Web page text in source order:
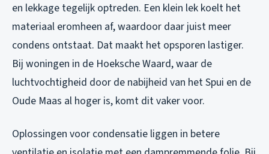
en lekkage tegelijk optreden. Een klein lek koelt het
materiaal eromheen af, waardoor daar juist meer
condens ontstaat. Dat maakt het opsporen lastiger.
Bij woningen in de Hoeksche Waard, waar de
luchtvochtigheid door de nabijheid van het Spui en de
Oude Maas al hoger is, komt dit vaker voor.
Oplossingen voor condensatie liggen in betere